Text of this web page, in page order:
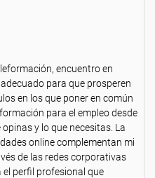
encuentro en
para que prosperen
en los que poner en común
para el empleo desde
y lo que necesitas. La
online complementan mi
de las redes corporativas
perfil profesional que